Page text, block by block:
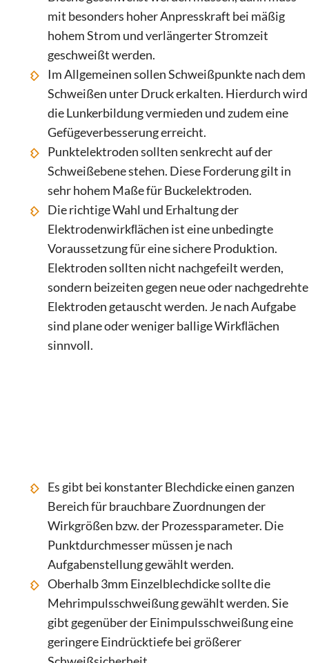
mit besonders hoher Anpresskraft bei mäßig
hohem Strom und verlängerter Stromzeit
geschweißt werden.
Im Allgemeinen sollen Schweißpunkte nach dem
Schweißen unter Druck erkalten. Hierdurch wird
die Lunkerbildung vermieden und zudem eine
Gefügeverbesserung erreicht.
Punktelektroden sollten senkrecht auf der
Schweißebene stehen. Diese Forderung gilt in
sehr hohem Maße für Buckelektroden.
Die richtige Wahl und Erhaltung der
Elektrodenwirkﬂächen ist eine unbedingte
Voraussetzung für eine sichere Produktion.
Elektroden sollten nicht nachgefeilt werden,
sondern beizeiten gegen neue oder nachgedrehte
Elektroden getauscht werden. Je nach Aufgabe
sind plane oder weniger ballige Wirkﬂächen
sinnvoll.
Es gibt bei konstanter Blechdicke einen ganzen
Bereich für brauchbare Zuordnungen der
Wirkgrößen bzw. der Prozessparameter. Die
Punktdurchmesser müssen je nach
Aufgabenstellung gewählt werden.
Oberhalb 3mm Einzelblechdicke sollte die
Mehrimpulsschweißung gewählt werden. Sie
gibt gegenüber der Einimpulsschweißung eine
geringere Eindrücktiefe bei größerer